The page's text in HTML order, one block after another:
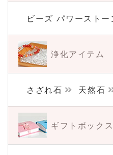
ビーズ パワーストー
浄化アイテム
さざれ石 天然石
ギフトボック